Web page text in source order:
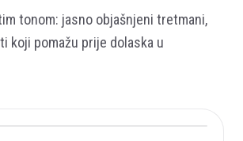
tonom: jasno objašnjeni tretmani,
koji pomažu prije dolaska u